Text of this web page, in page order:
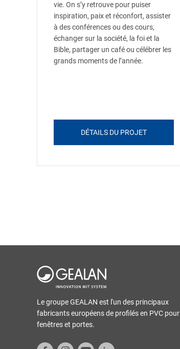
vie. On s’y retrouve pour puiser
inspiration, paix et réconfort, assister
à des conférences ou des cours,
échanger sur la société, la foi et la
Bible, partager un café ou célébrer les
grands moments de l’année.
DÉTAILS DU PROJET
Le groupe GEALAN est l'un des principaux
fabricants européens de profilés en PVC pour
fenêtres et portes.